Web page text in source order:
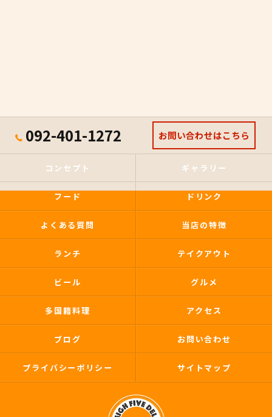
092-401-1272 お問い合わせはこちら
コンセプト ギャラリー
フード ドリンク
よくある質問 当店の特徴
ランチ テイクアウト
ビール グルメ
多国籍料理 アクセス
ブログ お問い合わせ
プライバシーポリシー サイトマップ